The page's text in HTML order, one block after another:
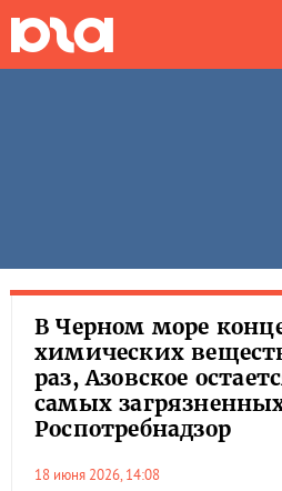
В Черном море
химических
раз, Азовское
самых
Роспотребнадзор
18 июня 2026, 14:08